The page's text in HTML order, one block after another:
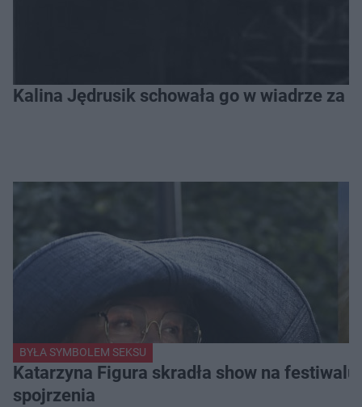
Kalina Jędrusik schowała go w wiadrze za
BYŁA SYMBOLEM SEKSU
Katarzyna Figura skradła show na
spojrzenia